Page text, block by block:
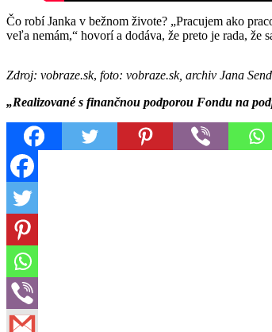
Čo robí Janka v bežnom živote? „Pracujem ako
veľa nemám,“ hovorí a dodáva, že preto je rada, že
Zdroj: vobraze.sk, foto: vobraze.sk, archiv Jana
„Realizované s finančnou podporou Fondu na